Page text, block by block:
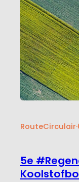
RouteCirculair·
5e